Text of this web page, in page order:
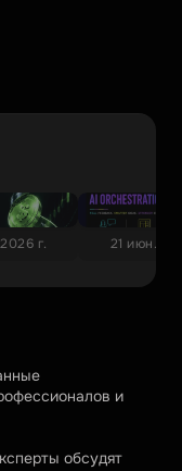
г. 21 июн.
и
обсудят